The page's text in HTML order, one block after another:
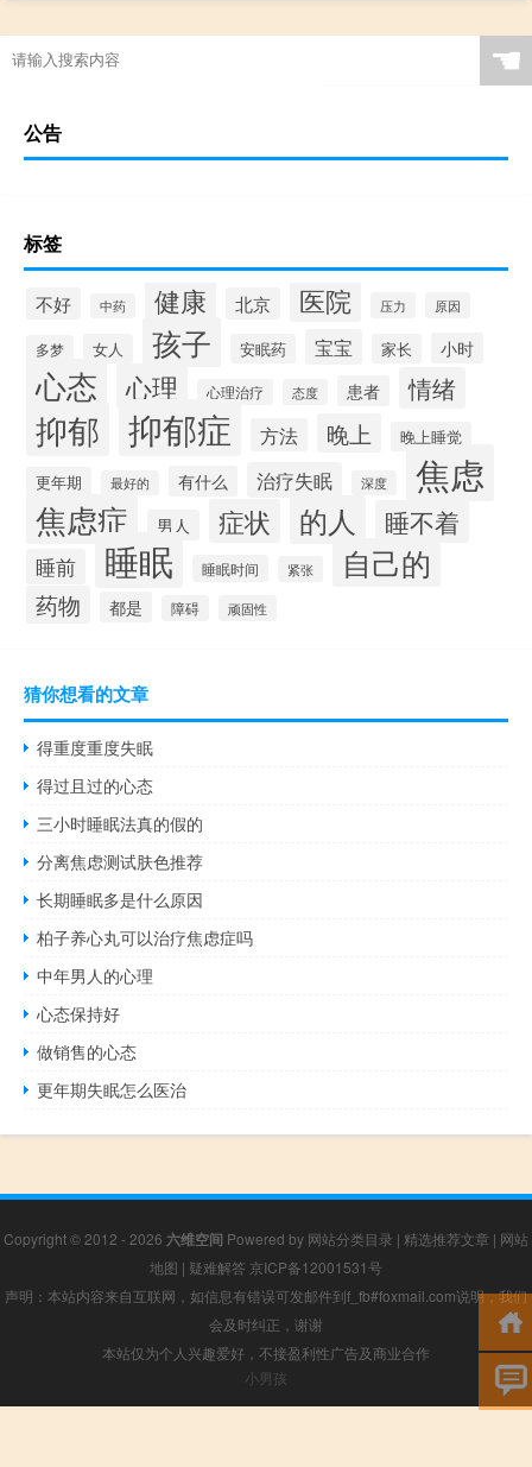
☚
公告
标签
不好 中药 健康 北京 医院 压力 原因
多梦 女人 孩子 安眠药 宝宝 家长 小时
心态 心理 心理治疗 态度 患者 情绪
抑郁 抑郁症 方法 晚上
晚上睡觉
更年期
最好的 有什么 治疗失眠 深度 焦虑
焦虑症 男人 症状 的人 睡不着
睡前 睡眠 睡眠时间 紧张 自己的
药物 都是 障碍 顽固性
猜你想看的文章
得重度重度失眠
得过且过的心态
三小时睡眠法真的假的
分离焦虑测试肤色推荐
长期睡眠多是什么原因
柏子养心丸可以治疗焦虑症吗
中年男人的心理
心态保持好
做销售的心态
更年期失眠怎么医治
Copyright © 2012 - 2026 六维空间 Powered by 网站分类目录 | 精选推荐文章 | 网站
地图 | 疑难解答 京ICP备12001531号
声明：本站内容来自互联网，如信息有错误可发邮件到f_fb#foxmail.com说明，我们
会及时纠正，谢谢
本站仅为个人兴趣爱好，不接盈利性广告及商业合作
小男孩